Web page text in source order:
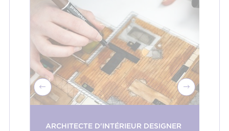
ARCHITECTE D'INTÉRIEUR DESIGNER